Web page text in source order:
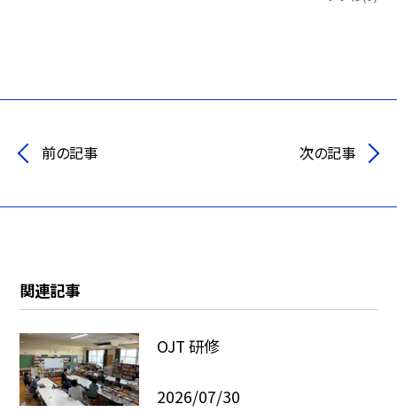
前の記事 次の記事
関連記事
OJT 研修
2026/07/30